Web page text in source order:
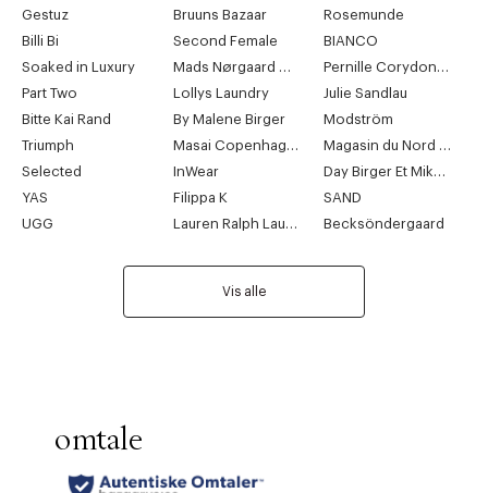
Gestuz
Bruuns Bazaar
Rosemunde
Billi Bi
Second Female
BIANCO
Soaked in Luxury
Mads Nørgaard Copenhagen
Pernille Corydon Jewellery
Part Two
Lollys Laundry
Julie Sandlau
Bitte Kai Rand
By Malene Birger
Modström
Triumph
Masai Copenhagen
Magasin du Nord Collection
Selected
InWear
Day Birger Et Mikkelsen
YAS
Filippa K
SAND
UGG
Lauren Ralph Lauren Becksöndergaard
Vis alle